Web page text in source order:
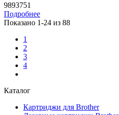
9893751
Подробнее
Показано 1-24 из 88
1
2
3
4
Каталог
Картриджи для Brother